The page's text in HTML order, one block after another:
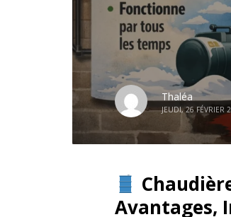
Thaléa
JEUDI, 26 FÉVRIER
Avantages,